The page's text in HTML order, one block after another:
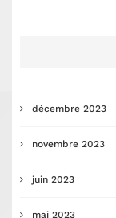
décembre 2023
novembre 2023
juin 2023
mai 2023